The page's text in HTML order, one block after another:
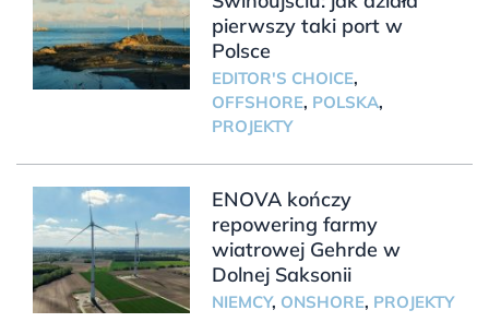
pierwszy taki port w
Polsce
EDITOR'S CHOICE,
OFFSHORE, POLSKA,
PROJEKTY
ENOVA kończy
repowering farmy
wiatrowej Gehrde w
Dolnej Saksonii
NIEMCY, ONSHORE, PROJEKTY